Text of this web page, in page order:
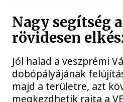
Nagy segítség
rövidesen
Jól halad a veszprémi
dobópályájának
majd a területre, azt
megkezdhetik rajta a